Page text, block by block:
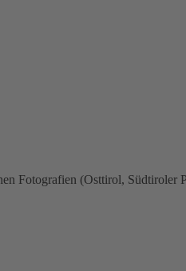
Fotografien (Osttirol, Südtiroler